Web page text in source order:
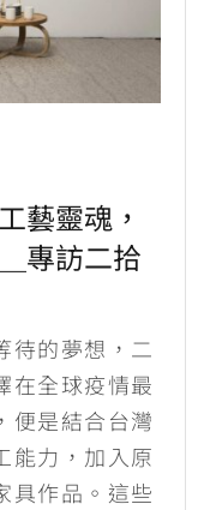
藝靈魂，
專訪二拾
待的夢想，二
在全球疫情最
便是結合台灣
能力，加入原
具作品。這些